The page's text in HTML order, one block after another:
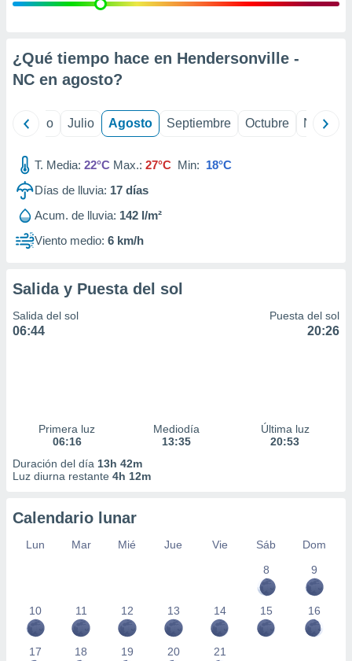
e
mediante
de
1199
¿Qué tiempo hace en Hendersonville -
NC en agosto?
Junio Julio Agosto Septiembre Octubre
T. Media: 22°C Max.: 27°C Min: 18°C
Días de lluvia: 17 días
Acum. de lluvia: 142 l/m²
Viento medio: 6 km/h
Salida y Puesta del sol
Salida del sol
06:44
Puesta del sol
20:26
Primera luz
06:16
Mediodía
13:35
Última luz
20:53
Duración del día 13h 42m
Luz diurna restante 4h 12m
Calendario lunar
Lun Mar Mié Jue Vie Sáb
Dom
8
9
10 11 12 13 14 15 16
17 18 19 20 21